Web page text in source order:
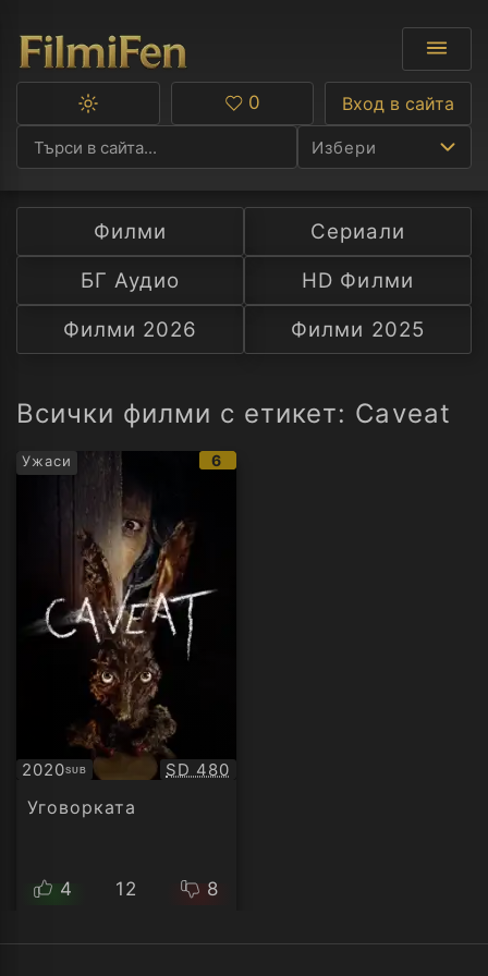
Избери
Ф
С
А
Превключване
тъмна
тема
Любими
0 Вход в сайта
Филми
Сериали
БГ Аудио
HD Филми
Филми 2026
Филми 2025
Всички филми с етикет: Caveat
Ужаси
IMDb
6
2020SUB
Субтитри Качество:
SD 480
Уговорката
4 12 8